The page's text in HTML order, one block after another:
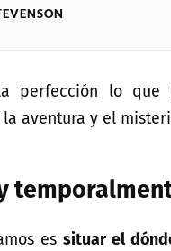
perfección lo que
aventura y el
essituar el